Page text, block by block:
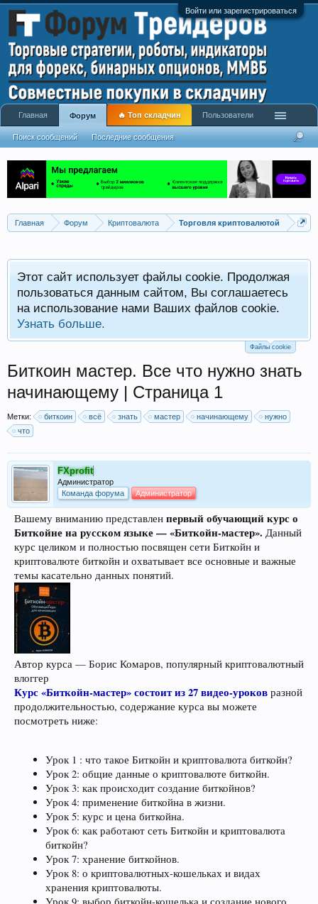
Войти или зарегистрироваться
Главная Форум Криптовалюта Торговля криптовалютой
Этот сайт использует файлы cookie. Продолжая
пользоваться данным сайтом, Вы соглашаетесь
на использование нами Ваших файлов cookie.
Узнать больше.
Файлы cookie
Биткоин мастер. Все что нужно знать
начинающему | Страница 1
Метки: биткоин всё знать мастер начинающему
нужно
что
FXprofit
Администратор
Команда форума
Администратор
Вашему вниманию представлен первый обучающий курс о
Биткойне на русском языке — «Биткойн-мастер». Данный
курс целиком и полностью посвящен сети Биткойн и
криптовалюте биткойн и охватывает все основные и важные
темы касательно данных понятий.
Автор курса — Борис Комаров, популярный криптовалютный
влоггер
Курс «Биткойн-мастер» состоит из 27 видео-уроков разной
продолжительностью, содержание курса вы можете
посмотреть ниже:
Урок 1 : что такое Биткойн и криптовалюта биткойн?
Урок 2: общие данные о криптовалюте биткойн.
Урок 3: как происходит создание биткойнов?
Урок 4: применение биткойна в жизни.
Урок 5: курс и цена биткойна.
Урок 6: как работают сеть Биткойн и криптовалюта
биткойн?
Урок 7: хранение биткойнов.
Урок 8: о криптовалютных-кошельках и видах
хранения криптовалюты.
Урок 9: выбор биткойн-кошелька и создание нового
Главная Форум
Поиск сообщений Последние сообщения
🔥 Топ складчин Пользователи